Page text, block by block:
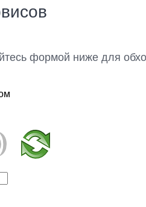
формой ниже для